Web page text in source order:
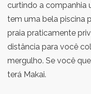
curtindo a companhia
tem uma bela piscina
praia praticamente
distância para você
mergulho. Se você
terá Makai.